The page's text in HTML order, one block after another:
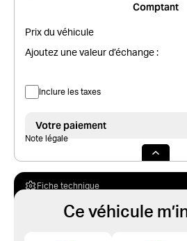
Comptant
Prix du véhicule
Ajoutez une valeur d’échange :
Inclure les taxes
Votre paiement
Note légale
Fiche technique
Ce véhicule